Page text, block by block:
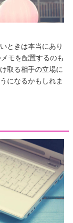
ときは本当にあり
モを配置するのも
取る相手の立場に
になるかもしれま